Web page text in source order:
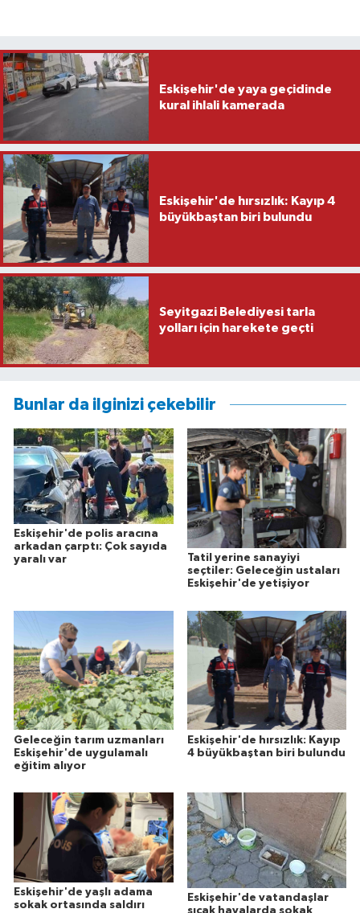
Eskişehir'de yaya geçidinde
kural ihlali kamerada
Eskişehir'de hırsızlık: Kayıp 4
büyükbaştan biri bulundu
Seyitgazi Belediyesi tarla
yolları için harekete geçti
Bunlar da ilginizi çekebilir
Eskişehir'de polis aracına
arkadan çarptı: Çok sayıda
yaralı var
Tatil yerine sanayiyi
seçtiler: Geleceğin ustaları
Eskişehir'de yetişiyor
Geleceğin tarım uzmanları
Eskişehir'de uygulamalı
eğitim alıyor
Eskişehir'de hırsızlık: Kayıp
4 büyükbaştan biri bulundu
Eskişehir'de yaşlı adama
sokak ortasında saldırı
Eskişehir'de vatandaşlar